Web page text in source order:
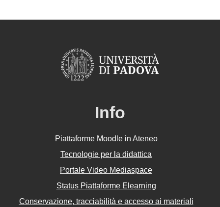
Info
Piattaforme Moodle in Ateneo
Tecnologie per la didattica
Portale Video Mediaspace
Status Piattaforme Elearning
Conservazione, tracciabilità e accesso ai materiali